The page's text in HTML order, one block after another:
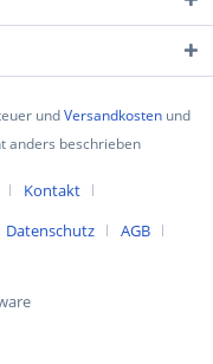
undVersandkostenund
anders beschrieben
Kontakt
Datenschutz
AGB